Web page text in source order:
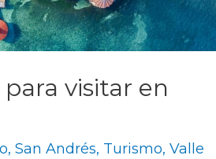
visitar en
,San Andrés, Turismo,Valle